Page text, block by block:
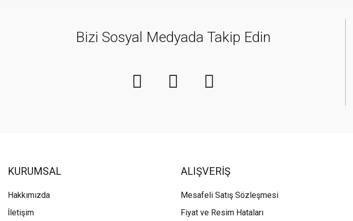
Bizi Sosyal Medyada Takip Edin
KURUMSAL
Hakkımızda
İletişim
ALIŞVERİŞ
Mesafeli Satış Sözleşmesi
Fiyat ve Resim Hataları